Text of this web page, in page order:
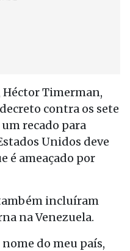
Héctor Timerman,
contra os sete
recado para
Unidos deve
é ameaçado por
incluíram
na Venezuela.
do meu país,